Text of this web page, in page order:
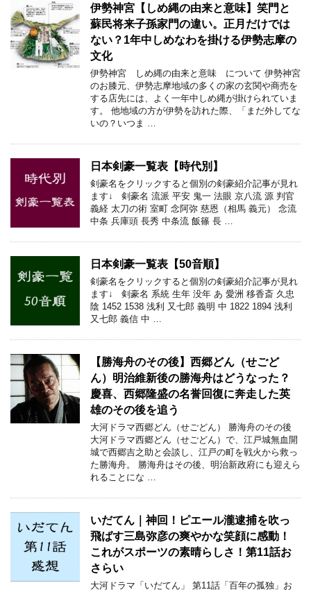
伊勢神宮【しめ縄の由来と意味】笑門と
蘇民将来子孫家門の違い。正月だけでは
ない？1年中しめなわを掛ける伊勢志摩の
文化
伊勢神宮 しめ縄の由来と意味 について 伊勢神宮
のお膝元、伊勢志摩地域の多くの家の玄関や商売を
する店先には、よく一年中しめ縄が掛けられていま
す。 他地域の方が伊勢を訪れた際、「まだ外してな
いの？いつま …
日本剣豪一覧表【時代別】
剣豪名をクリックすると個別の剣豪紹介記事が見れ
ます↓ 剣豪名 流派 平安 鬼一 法眼 京八流 源 判官
義経 太刀の術 室町 念阿弥 慈恩（相馬 義元） 念流
中条 兵庫頭 長秀 中条流 飯篠 長 …
日本剣豪一覧表【50音順】
剣豪名をクリックすると個別の剣豪紹介記事が見れ
ます↓ 剣豪名 系統 生年 没年 あ 愛洲 移香斎 久忠
陰 1452 1538 浅利 又七郎 義明 中 1822 1894 浅利
又七郎 義信 中 …
【勝海舟のその後】西郷どん（せごど
ん）明治維新後の勝海舟はどうなった？
慶喜、西郷隆盛の名誉回復に奔走した英
雄のその後を追う
大河ドラマ西郷どん（せごどん） 勝海舟のその後
大河ドラマ西郷どん（せごどん）で、江戸城無血開
城で西郷吉之助と会談し、江戸の町を戦火から救っ
た勝海舟。 勝海舟はその後、明治新政府にも迎えら
れることにな …
いだてん｜神回！ピエール瀧逮捕を吹っ
飛ばす三島弥彦の爽やかな笑顔に感動！
これがスポーツの素晴らしさ！第11話お
さらい
大河ドラマ「いだてん」 第11話「百年の孤独」お